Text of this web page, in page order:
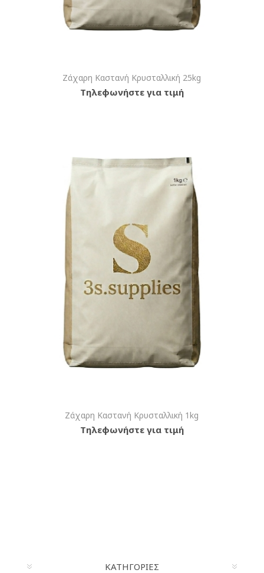
Ζάχαρη Καστανή Κρυσταλλική 25kg
Τηλεφωνήστε για τιμή
Ζάχαρη Καστανή Κρυσταλλική 1kg
Τηλεφωνήστε για τιμή
ΚΑΤΗΓΟΡΊΕΣ